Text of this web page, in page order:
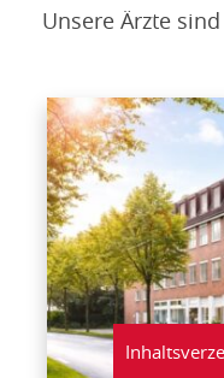
Unsere Ärzte